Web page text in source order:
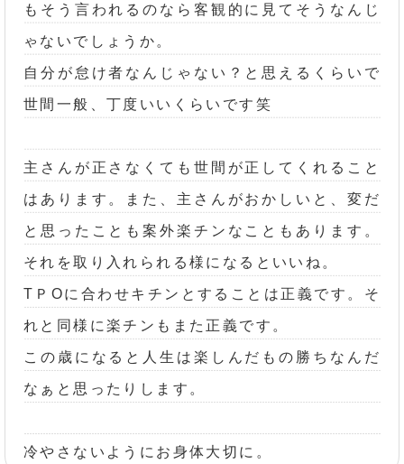
もそう言われるのなら客観的に見てそうなんじ
ゃないでしょうか。
自分が怠け者なんじゃない？と思えるくらいで
世間一般、丁度いいくらいです笑
主さんが正さなくても世間が正してくれること
はあります。また、主さんがおかしいと、変だ
と思ったことも案外楽チンなこともあります。
それを取り入れられる様になるといいね。
TＰOに合わせキチンとすることは正義です。そ
れと同様に楽チンもまた正義です。
この歳になると人生は楽しんだもの勝ちなんだ
なぁと思ったりします。
冷やさないようにお身体大切に。